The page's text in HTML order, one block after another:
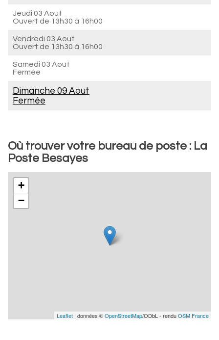
Jeudi 03 Aout
Ouvert de 13h30 à 16h00
Vendredi 03 Aout
Ouvert de 13h30 à 16h00
Samedi 03 Aout
Fermée
Dimanche 09 Aout
Fermée
Où trouver votre bureau de poste : La
Poste Besayes
+
−
Leaflet | données ©OpenStreetMap/ODbL - renduOSM France